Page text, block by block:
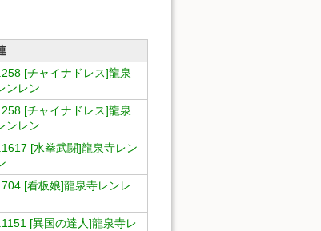
[チャイナドレス]龍泉
ンレン
[チャイナドレス]龍泉
ンレン
[水拳武闘]龍泉寺レン
[看板娘]龍泉寺レンレ
[異国の達人]龍泉寺レ